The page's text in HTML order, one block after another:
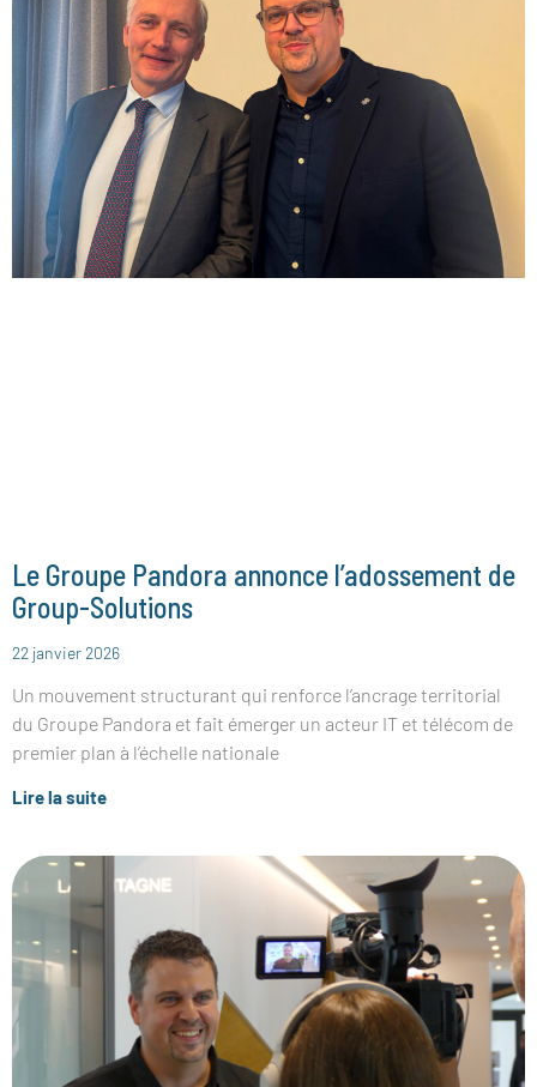
Le Groupe Pandora annonce l’adossement de
Group-Solutions
22 janvier 2026
Un mouvement structurant qui renforce l’ancrage territorial
du Groupe Pandora et fait émerger un acteur IT et télécom de
premier plan à l’échelle nationale
Lire la suite